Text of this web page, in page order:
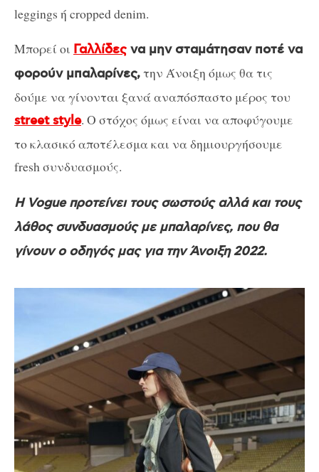
leggings ή cropped denim.
Μπορεί οι Γαλλίδες να μην σταμάτησαν ποτέ να
φορούν μπαλαρίνες,την Άνοιξη όμως θα τις
δούμε να γίνονται ξανά αναπόσπαστο μέρος του
street style. Ο στόχος όμως είναι να αποφύγουμε
το κλασικό αποτέλεσμα και να δημιουργήσουμε
fresh συνδυασμούς.
Η Vogue προτείνει τους σωστούς αλλά και τους
λάθος συνδυασμούς με μπαλαρίνες, που θα
γίνουν ο οδηγός μας για την Άνοιξη 2022.